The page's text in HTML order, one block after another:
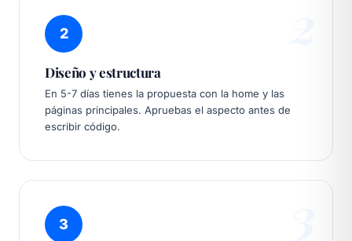
2
Diseño y estructura
En 5-7 días tienes la propuesta con la home y las
páginas principales. Apruebas el aspecto antes de
escribir código.
3